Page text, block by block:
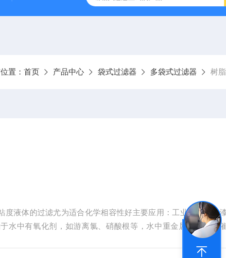
置： 首页 产品中心 袋式过滤器 多袋式过滤器 树
度液体的过滤尤为适合化学相容性好主要应用：工业过滤、油
水中有氧化剂，如游离氯、硝酸根等，水中重金属离子能起
严重，其结果是使树脂交换基团降解和交换骨架断裂，树脂颜